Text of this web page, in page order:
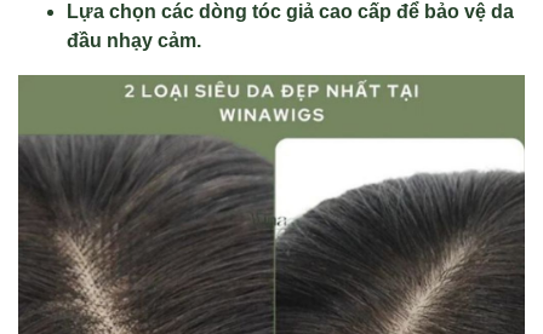
Lựa chọn các dòng tóc giả cao cấp để bảo vệ da
đầu nhạy cảm.